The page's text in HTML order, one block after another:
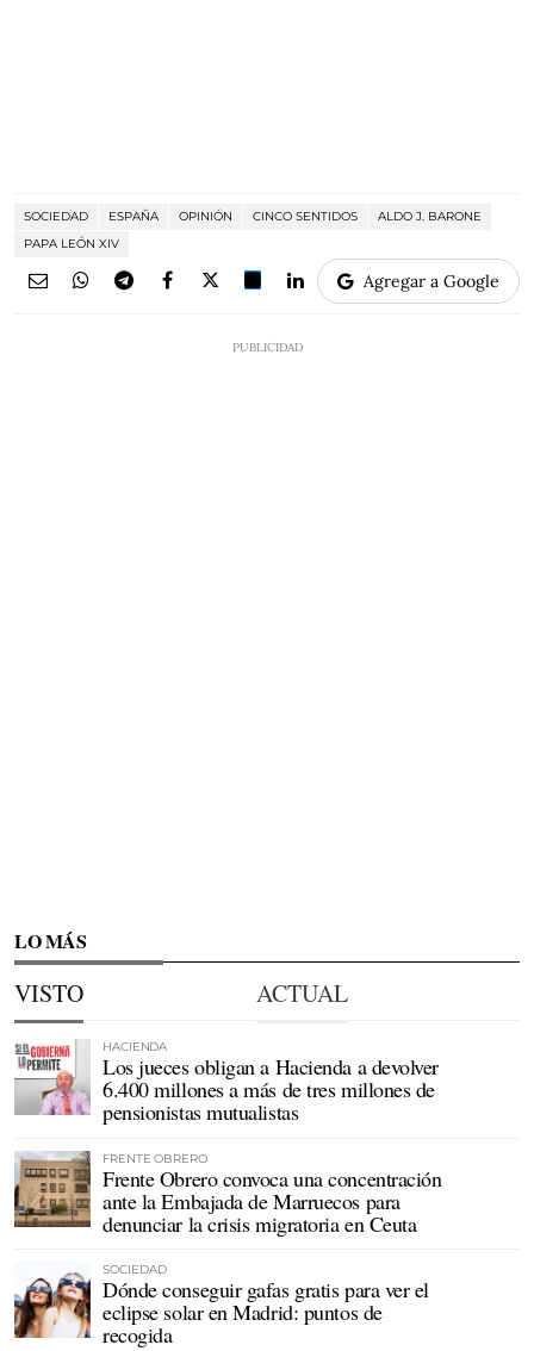
SOCIEDAD ESPAÑA OPINIÓN CINCO SENTIDOS
ALDO J. BARONE
PAPA LEÓN XIV
Agregar a Google
LO MÁS
VISTO ACTUAL
HACIENDA
Los jueces obligan a Hacienda a devolver
6.400 millones a más de tres millones de
pensionistas mutualistas
FRENTE OBRERO
Frente Obrero convoca una concentración
ante la Embajada de Marruecos para
denunciar la crisis migratoria en Ceuta
SOCIEDAD
Dónde conseguir gafas gratis para ver el
eclipse solar en Madrid: puntos de
recogida